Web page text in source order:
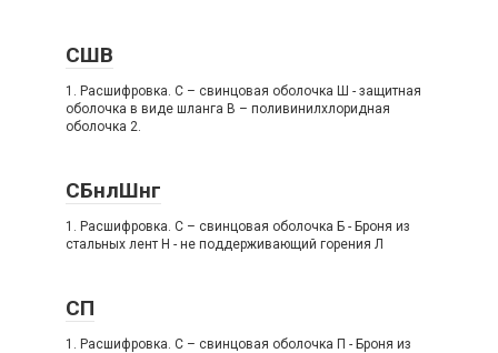
СШВ
1. Расшифровка. C – свинцовая оболочка Ш - защитная
оболочка в виде шланга В – поливинилхлоридная
оболочка 2.
СБнлШнг
1. Расшифровка. C – свинцовая оболочка Б - Броня из
стальных лент Н - не поддерживающий горения Л
СП
1. Расшифровка. C – свинцовая оболочка П - Броня из